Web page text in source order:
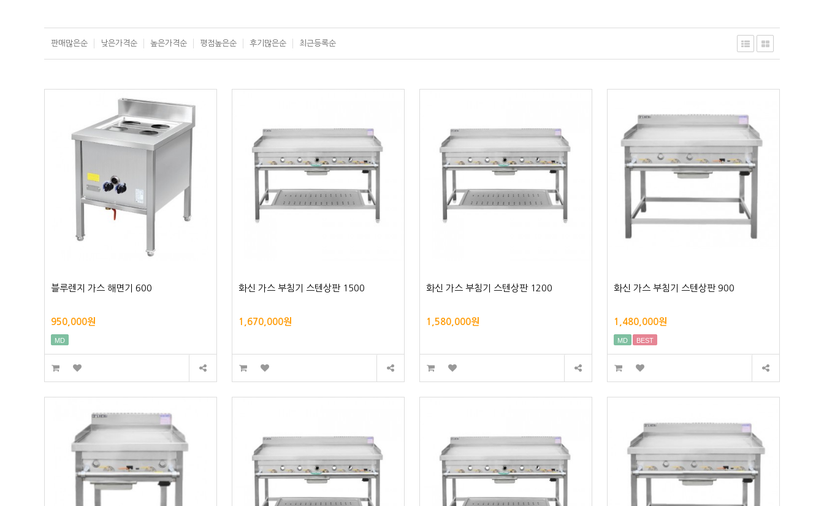
판매많은순 낮은가격순 높은가격순 평점높은순 후기많은순 최근등록순
블루렌지 가스 해면기 600
950,000원
MD
화신 가스 부침기 스텐상판 1500
1,670,000원
화신 가스 부침기 스텐상판 1200
1,580,000원
화신 가스 부침기 스텐상판 900
1,480,000원
MD BEST